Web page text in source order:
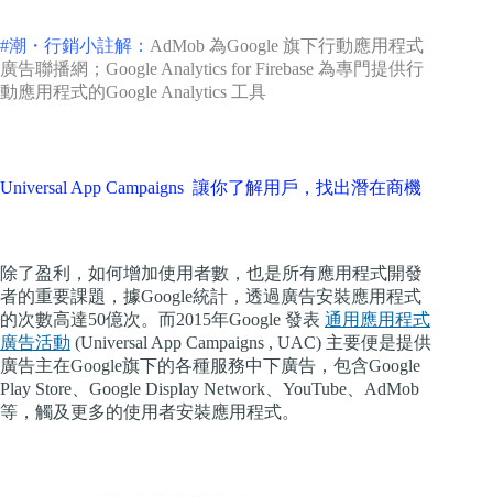
#潮・行銷小註解： AdMob 為Google 旗下行動應用程式
廣告聯播網；Google Analytics for Firebase 為專門提供行
動應用程式的Google Analytics 工具
Universal App Campaigns 讓你了解用戶，找出潛在商機
除了盈利，如何增加使用者數，也是所有應用程式開發
者的重要課題，據Google統計，透過廣告安裝應用程式
的次數高達50億次。而2015年Google 發表 通用應用程式
廣告活動 (Universal App Campaigns , UAC) 主要便是提供
廣告主在Google旗下的各種服務中下廣告，包含Google
Play Store、Google Display Network、YouTube、AdMob
等，觸及更多的使用者安裝應用程式。